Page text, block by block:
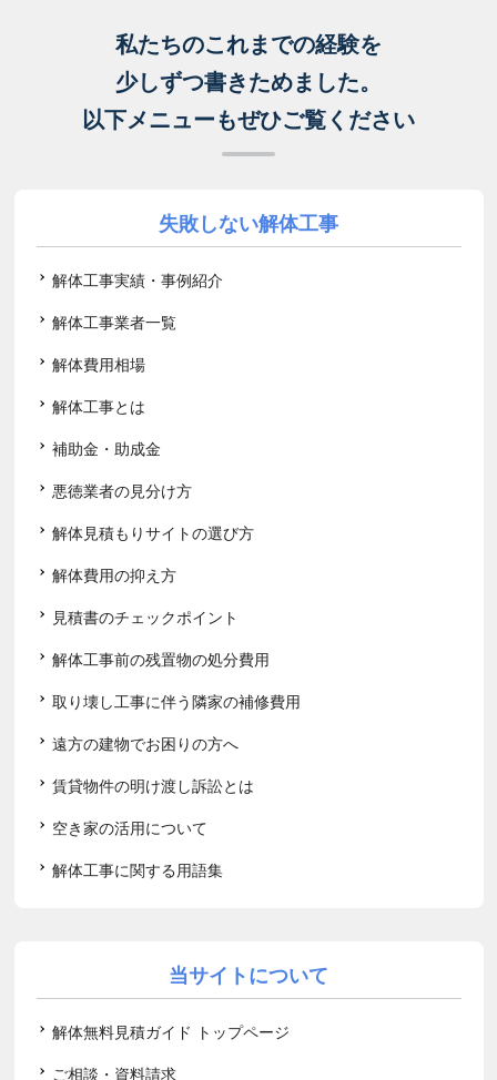
私たちのこれまでの経験を
少しずつ書きためました。
以下メニューもぜひご覧ください
失敗しない解体工事
解体工事実績・事例紹介
解体工事業者一覧
解体費用相場
解体工事とは
補助金・助成金
悪徳業者の見分け方
解体見積もりサイトの選び方
解体費用の抑え方
見積書のチェックポイント
解体工事前の残置物の処分費用
取り壊し工事に伴う隣家の補修費用
遠方の建物でお困りの方へ
賃貸物件の明け渡し訴訟とは
空き家の活用について
解体工事に関する用語集
当サイトについて
解体無料見積ガイド トップページ
ご相談・資料請求